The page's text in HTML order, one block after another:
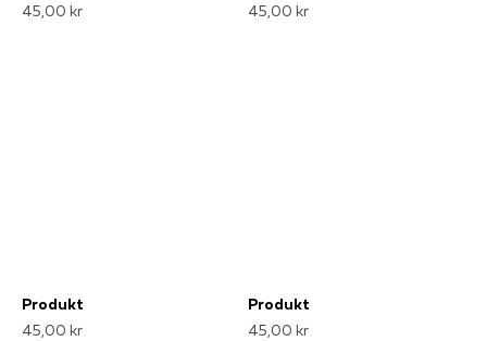
45,00 kr
45,00 kr
Produkt
45,00 kr
Produkt
45,00 kr